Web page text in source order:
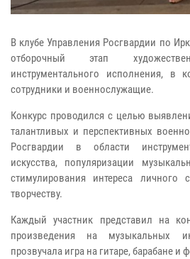
В клубе Управления Росгвардии по
отборочный этап
инструментального исполнения, в
сотрудники и военнослужащие.
Конкурс проводился с целью
талантливых и перспективных
Росгвардии в области
искусства, популяризации
стимулирования интереса личного
творчеству.
Каждый участник представил на
произведения на музыкальных
прозвучала игра на гитаре, барабане и